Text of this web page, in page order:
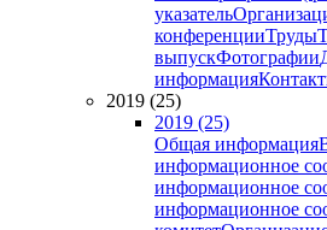
указатель
конференцииТруды
выпускФотографии
информация
2019 (25)
2019 (25)
Общая информация
информационное
информационное
информационное